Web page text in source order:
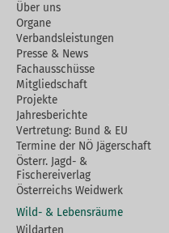
Über uns
Organe
Verbandsleistungen
Presse & News
Fachausschüsse
Mitgliedschaft
Projekte
Jahresberichte
Vertretung: Bund & EU
Termine der NÖ Jägerschaft
Österr. Jagd- &
Fischereiverlag
Österreichs Weidwerk
Wild- & Lebensräume